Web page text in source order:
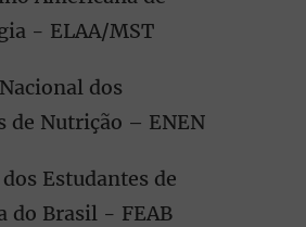
- ELAA/MST
dos
de Nutrição – ENEN
Estudantes de
do Brasil - FEAB